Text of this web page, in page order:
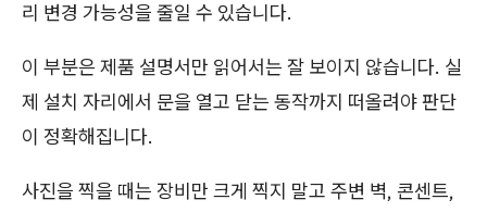
리 변경 가능성을 줄일 수 있습니다.
이 부분은 제품 설명서만 읽어서는 잘 보이지 않습니다. 실
제 설치 자리에서 문을 열고 닫는 동작까지 떠올려야 판단
이 정확해집니다.
사진을 찍을 때는 장비만 크게 찍지 말고 주변 벽, 콘센트,